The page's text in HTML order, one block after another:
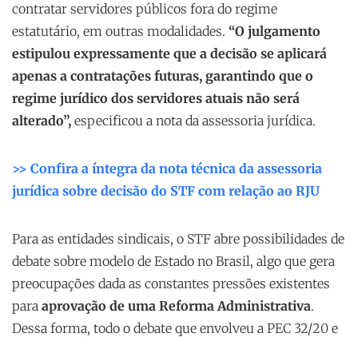
contratar servidores públicos fora do regime
estatutário, em outras modalidades. “O julgamento
estipulou expressamente que a decisão se aplicará
apenas a contratações futuras, garantindo que o
regime jurídico dos servidores atuais não será
alterado”, especificou a nota da assessoria jurídica.
>> Confira a íntegra da nota técnica da assessoria
jurídica sobre decisão do STF com relação ao RJU
Para as entidades sindicais, o STF abre possibilidades de
debate sobre modelo de Estado no Brasil, algo que gera
preocupações dada as constantes pressões existentes
para aprovação de uma Reforma Administrativa.
Dessa forma, todo o debate que envolveu a PEC 32/20 e